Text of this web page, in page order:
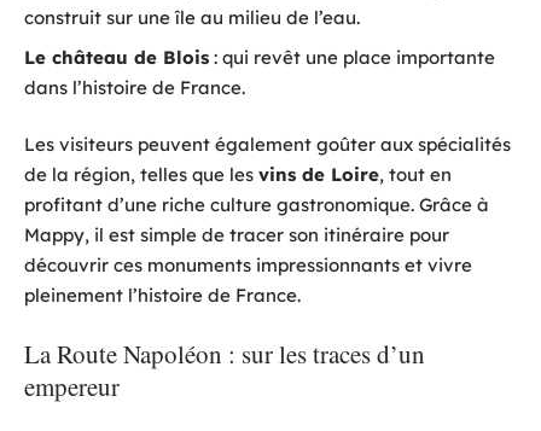
construit sur une île au milieu de l’eau.
Le château de Blois : qui revêt une place importante
dans l’histoire de France.
Les visiteurs peuvent également goûter aux spécialités
de la région, telles que les vins de Loire, tout en
profitant d’une riche culture gastronomique. Grâce à
Mappy, il est simple de tracer son itinéraire pour
découvrir ces monuments impressionnants et vivre
pleinement l’histoire de France.
La Route Napoléon : sur les traces d’un
empereur